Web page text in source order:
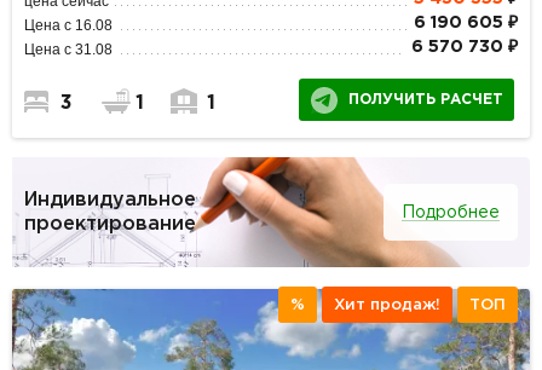
Цена с 16.08 6 190 605 ₽
Цена с 31.08 6 570 730 ₽
3 1 1 ПОЛУЧИТЬ РАСЧЕТ
Индивидуальное
проектирование
Подробнее
% Хит продаж! ТОП